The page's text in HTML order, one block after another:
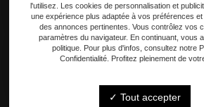
l'utilisez. Les cookies de personnalisation et
une expérience plus adaptée à vos préférences
des annonces pertinentes. Vous contrôlez vos
paramètres du navigateur. En continuant, vous
politique. Pour plus d'infos, consultez notre
Confidentialité. Profitez pleinement de
Tout accepter